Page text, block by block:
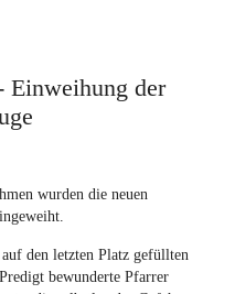
Einweihung der
wurden die neuen
den letzten Platz gefüllten
bewunderte Pfarrer